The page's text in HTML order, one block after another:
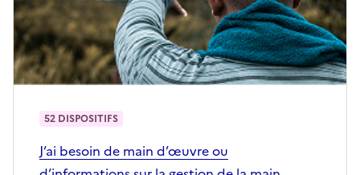
J’ai besoin de main d’œuvre ou
52 DISPOSITIFS